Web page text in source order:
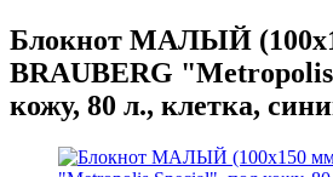
Блокнот МАЛЫЙ
BRAUBERG
кожу, 80 л., клетка,